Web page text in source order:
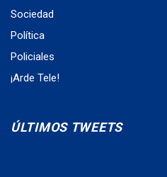
Sociedad
Política
Policiales
¡Arde Tele!
ÚLTIMOS TWEETS